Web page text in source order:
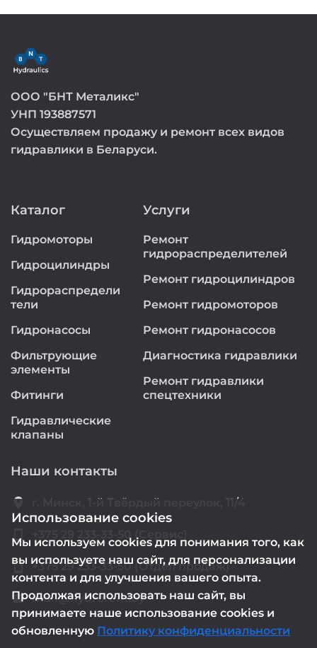
ООО "БНТ Металикс"
УНП 193887571
Осуществляем продажу и ремонт всех видов
гидравлики в Беларуси.
Каталог
Гидромоторы
Гидроцилиндры
Гидрораспредели
тели
Гидронасосы
Фильтрующие
элементы
Фитинги
Гидравлические
клапаны
Услуги
Ремонт
гидрораспределителей
Ремонт гидроцилиндров
Ремонт гидромоторов
Ремонт гидронасосов
Диагностика гидравлики
Ремонт гидравлики
спецтехники
Наши контакты
location_on г. Минск, 1-й Твёрдый переулок, 11/4
smartphone +375 29 233-33-50 (Сервис)
smartphone +375 29 233-33-50 (Отдел продаж)
email mail@hydrorem.by
Использование cookies
Мы используем cookies для понимания того, как
вы используете наш сайт, для персонализации
контента и для улучшения вашего опыта.
Продолжая использовать наш сайт, вы
принимаете наше использование cookies и
обновленную Политику конфиденциальности